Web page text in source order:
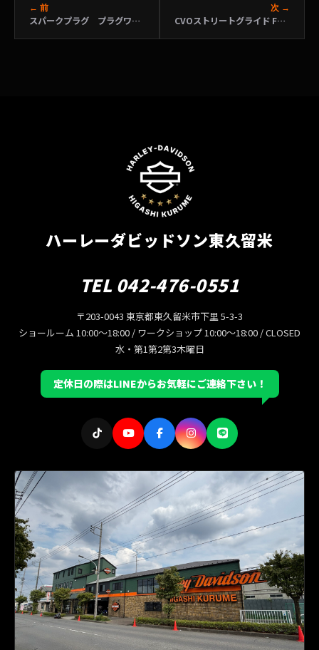
← 前
スパークプラグ プラグワイヤー
次 →
CVOストリートグライド FLHXSE カーボンクリスタル/ファントムフレイム
ハーレーダビッドソン東久留米
TEL 042-476-0551
〒203-0043 東京都東久留米市下里 5-3-3
ショールーム 10:00〜18:00 / ワークショップ 10:00〜18:00 / CLOSED
水・第1第2第3木曜日
定休日の際はLINEからお気軽にご連絡下さい！